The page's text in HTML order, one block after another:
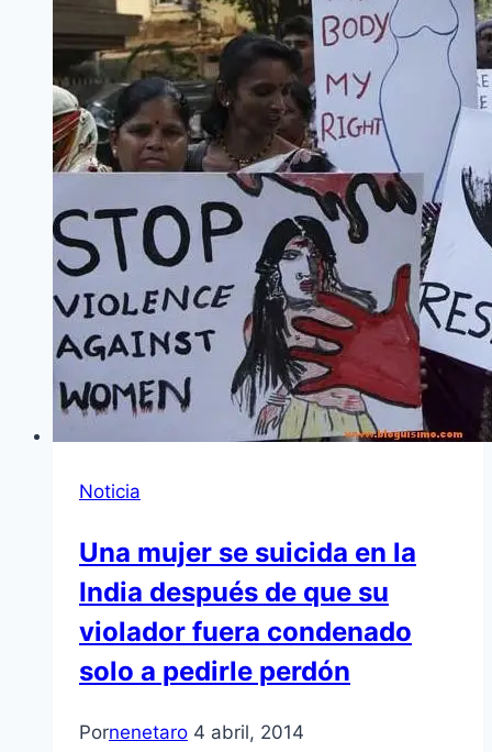
Noticia
Una mujer se suicida en la
India después de que su
violador fuera condenado
solo a pedirle perdón
Pornenetaro 4 abril, 2014